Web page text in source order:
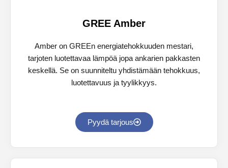
GREE Amber
Amber on GREEn energiatehokkuuden mestari,
tarjoten luotettavaa lämpöä jopa ankarien pakkasten
keskellä. Se on suunniteltu yhdistämään tehokkuus,
luotettavuus ja tyylikkyys.
Pyydä tarjous